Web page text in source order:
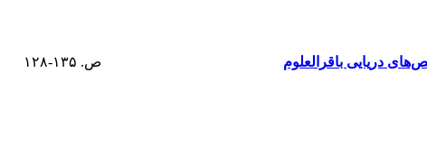
دریایی باقرالعلوم
ص. ۱۳۵-۱۲۸